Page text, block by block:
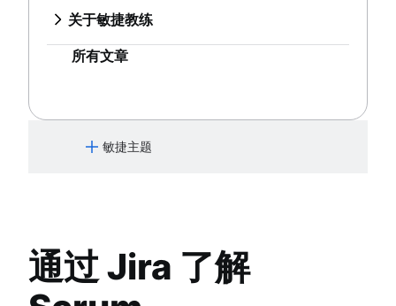
问题跟踪软件
项目管理路线图工具
技术路线图
工作流示例
任务自动化
产品待办事项与冲刺待办事项对比
工作流管理工具
任务跟踪器
工作流自动化
项目状态报告
问题跟踪软件
工作流管理
工作流示例
如何创建项目路线图
产品发布会
产品运营模式
产品设计
营销敏捷性
敏捷客户研究
大处着眼，小处着手
关于敏捷教练
敏捷教练团队
所有文章
敏捷主题
什么是 Scrum？
冲刺
通过 Jira 了解